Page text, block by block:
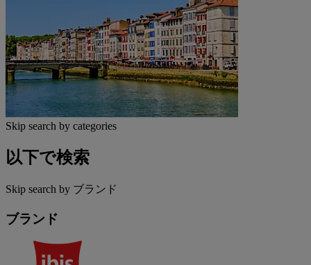
Skip search by categories
以下で検索
Skip search by ブランド
ブランド